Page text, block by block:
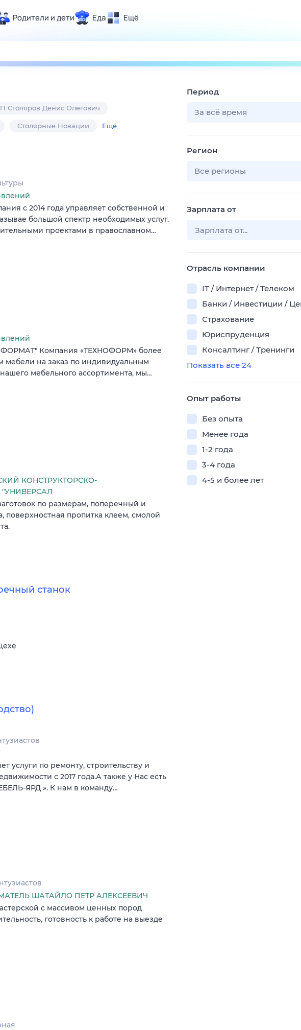
Родители и дети Еда Ещё
Развлечения и отдых
Карьера
Авто
Поиск
ТВ-программа
Столяров Денис Олегович
Столярные Новации Ещё
с 2014 года управляет собственной и
большой спектр необходимых услуг.
проектами в православном…
Компания «ТЕХНОФОРМ» более
мебели на заказ по индивидуальным
мебельного ассортимента, мы…
КОНСТРУКТОРСКО-
по размерам, поперечный и
поверхностная пропитка клеем, смолой
станок
услуги по ремонту, строительству и
с 2017 года.А также у Нас есть
ЯРД ». К нам в команду…
ШАТАЙЛО ПЕТР АЛЕКСЕЕВИЧ
с массивом ценных пород
готовность к работе на выезде
Период
За всё время
Регион
Все регионы
Зарплата от
Отрасль компании
IT / Интернет / Телеком
Банки / Инвестиции /
Страхование
Юриспруденция
Консалтинг / Тренинги
Показать все 24
Опыт работы
Без опыта
Менее года
1-2 года
3-4 года
4-5 и более лет